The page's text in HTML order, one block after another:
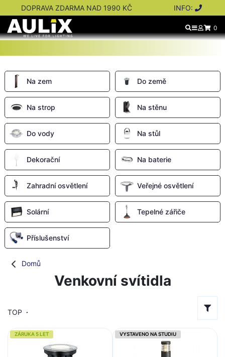
DOPRAVA ZDARMA NAD 1990 KČ INFO:
0
Na zem Do země
Na strop Na stěnu
Do vody Na stůl
Dekorační Na baterie
Zahradní osvětlení Veřejné osvětlení
Solární Tepelné zářiče
Příslušenství
Domů
Venkovní svítidla
TOP
ZÁRUKA 5 LET VYSTAVENO NA STUDIU